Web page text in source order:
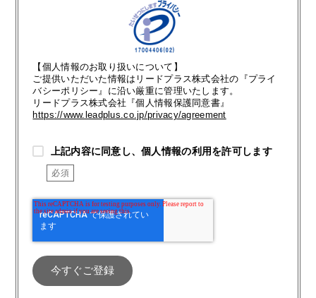
【個人情報のお取り扱いについて】
ご提供いただいた情報はリードプラス株式会社の『プライ
バシーポリシー』に沿い厳重に管理いたします。
リードプラス株式会社『個人情報保護同意書』
https://www.leadplus.co.jp/privacy/agreement
上記内容に同意し、個人情報の利用を許可します